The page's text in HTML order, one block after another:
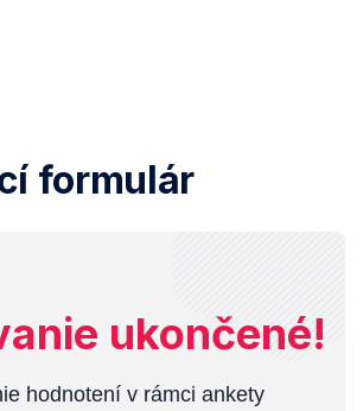
formulár
ukončené!
hodnotení v rámci ankety